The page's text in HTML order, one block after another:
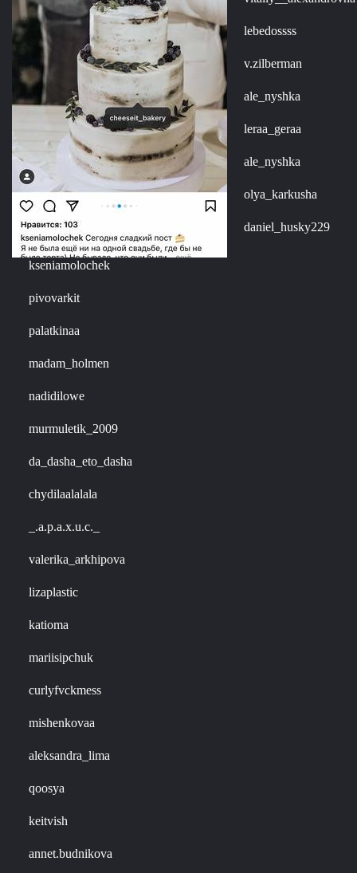
kseniamolochek
pivovarkit
palatkinaa
madam_holmen
nadidilowe
murmuletik_2009
da_dasha_eto_dasha
chydilaalalala
_.a.p.a.x.u.c._
valerika_arkhipova
lizaplastic
katioma
mariisipchuk
curlyfvckmess
mishenkovaa
aleksandra_lima
qoosya
keitvish
annet.budnikova
lebedossss
v.zilberman
ale_nyshka
leraa_geraa
ale_nyshka
olya_karkusha
daniel_husky229